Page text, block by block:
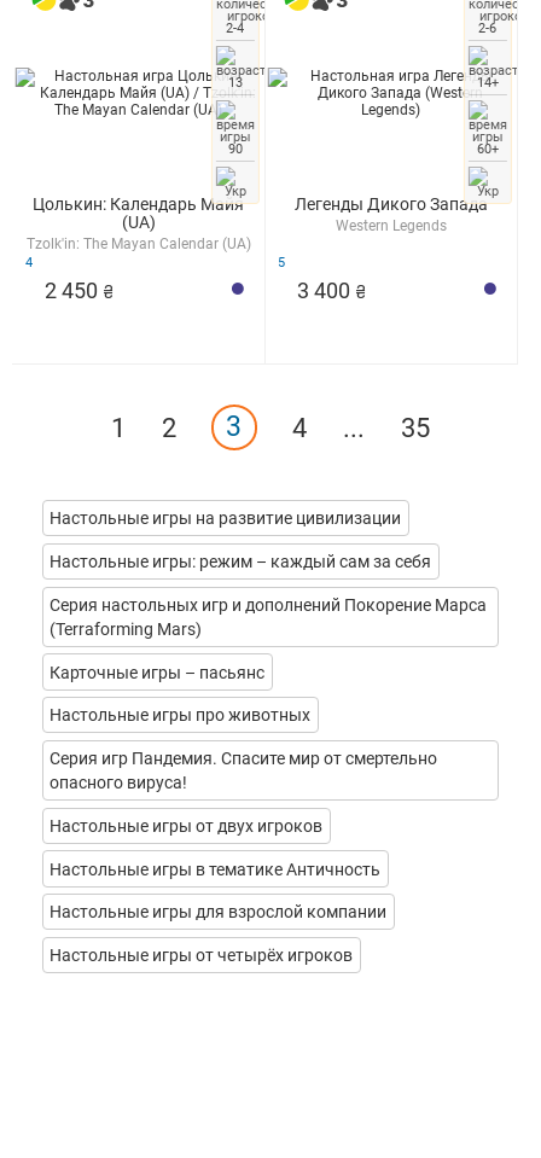
Настольные игры на развитие цивилизации
Настольные игры: режим – каждый сам за себя
Серия настольных игр и дополнений Покорение Марса
(Terraforming Mars)
Карточные игры – пасьянс
Настольные игры про животных
Серия игр Пандемия. Спасите мир от смертельно
опасного вируса!
Настольные игры от двух игроков
Настольные игры в тематике Античность
Настольные игры для взрослой компании
Настольные игры от четырёх игроков
Цолькин: Календарь Майя
(UA)
Tzolk'in: The Mayan Calendar (UA)
2-4
13
90
4
2 450 ₴
Легенды Дикого Запада
Western Legends
2-6
14+
60+
5
3 400 ₴
1 2 3 4 ... 35